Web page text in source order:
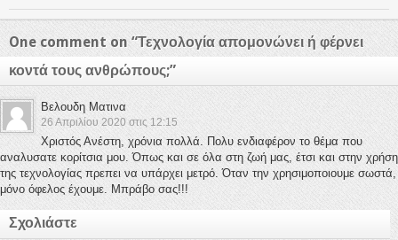
One comment on “Τεχνολογία απομονώνει ή φέρνει
κοντά τους ανθρώπους;”
Βελουδη Ματινα
26 Απριλίου 2020 στις 12:15
Χριστός Ανέστη, χρόνια πολλά. Πολυ ενδιαφέρον το θέμα που
αναλυσατε κορίτσια μου. Όπως και σε όλα στη ζωή μας, έτσι και στην χρήση
της τεχνολογίας πρεπει να υπάρχει μετρό. Όταν την χρησιμοποιουμε σωστά,
μόνο όφελος έχουμε. Μπράβο σας!!!
Σχολιάστε